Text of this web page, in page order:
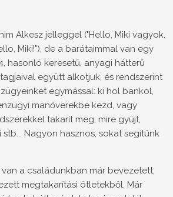
Alkesz jelleggel ("Hello, Miki vagyok,
Miki!"), de a barátaimmal van egy
hasonló keresetű, anyagi hátterű
együtt alkotjuk, és rendszerint
egymással: ki hol bankol,
manőverekbe kezd, vagy
takarít meg, mire gyűjt,
Nagyon hasznos, sokat segítünk
a családunkban már bevezetett,
megtakarítási ötletekből. Már